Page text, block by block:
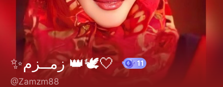
✨زمــزم 👑🕊🤍
@Zamzm88